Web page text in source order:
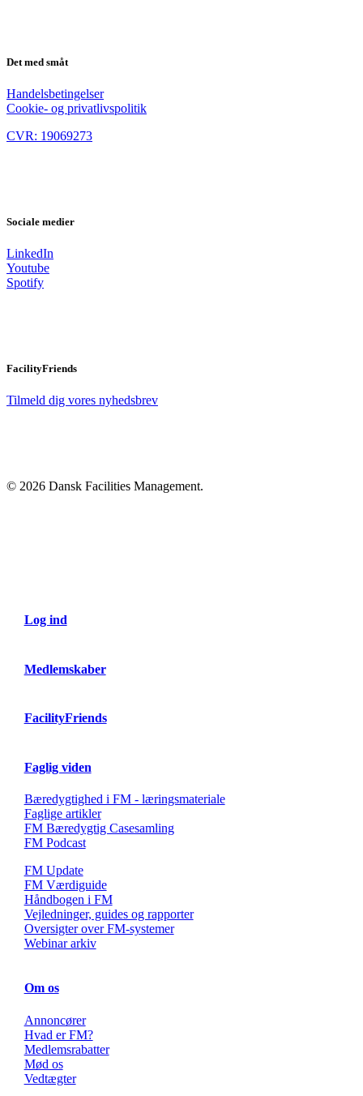
Det med småt
Handelsbetingelser
Cookie- og privatlivspolitik
CVR: 19069273
Sociale medier
LinkedIn
Youtube
Spotify
FacilityFriends
Tilmeld dig vores nyhedsbrev
© 2026 Dansk Facilities Management.
Log ind
Medlemskaber
FacilityFriends
Faglig viden
Bæredygtighed i FM - læringsmateriale
Faglige artikler
FM Bæredygtig Casesamling
FM Podcast
FM Update
FM Værdiguide
Håndbogen i FM
Vejledninger, guides og rapporter
Oversigter over FM-systemer
Webinar arkiv
Om os
Annoncører
Hvad er FM?
Medlemsrabatter
Mød os
Vedtægter